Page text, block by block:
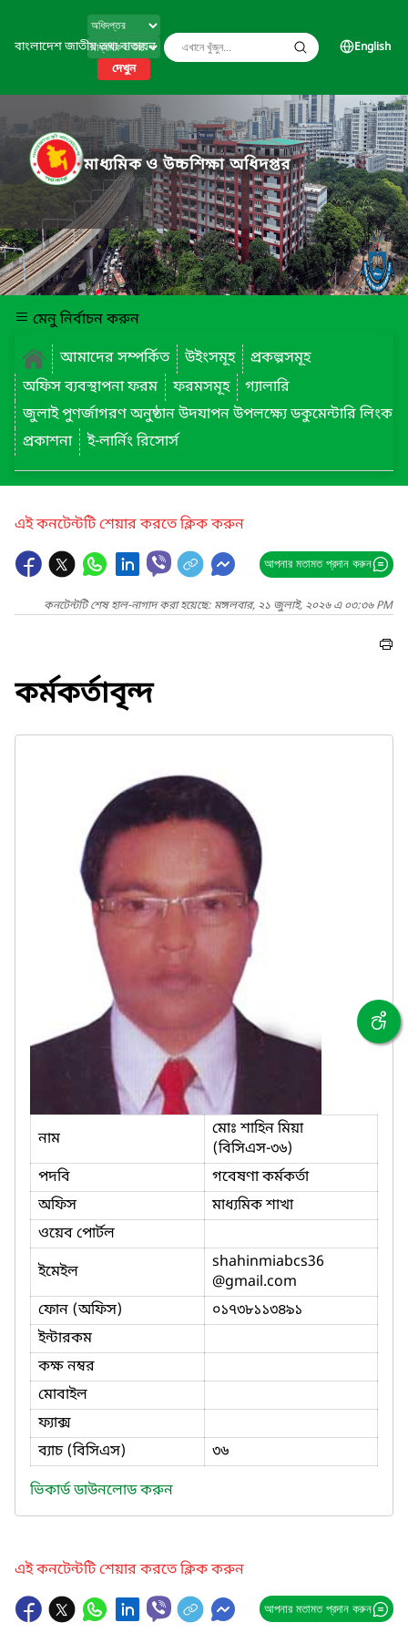
বাংলাদেশ জাতীয় তথ্য বাতায়ন
দেখুন
English
মাধ্যমিক ও উচ্চশিক্ষা অধিদপ্তর
মেনু নির্বাচন করুন
আমাদের সম্পর্কিত
উইংসমূহ
প্রকল্পসমূহ
অফিস ব্যবস্থাপনা ফরম
ফরমসমূহ
গ্যালারি
জুলাই পুণর্জাগরণ অনুষ্ঠান উদযাপন উপলক্ষ্যে ডকুমেন্টারি লিংক
প্রকাশনা
ই-লার্নিং রিসোর্স
এই কনটেন্টটি শেয়ার করতে ক্লিক করুন
আপনার মতামত প্রদান করুন
কনটেন্টটি শেষ হাল-নাগাদ করা হয়েছে: মঙ্গলবার, ২১ জুলাই, ২০২৬ এ ০৩:৩৬ PM
কর্মকর্তাবৃন্দ
নাম
মোঃ শাহিন মিয়া
(বিসিএস-৩৬)
পদবি
গবেষণা কর্মকর্তা
অফিস
মাধ্যমিক শাখা
ওয়েব পোর্টল
ইমেইল
shahinmiabcs36
@gmail.com
ফোন (অফিস)
০১৭৩৮১১৩৪৯১
ইন্টারকম
কক্ষ নম্বর
মোবাইল
ফ্যাক্স
ব্যাচ (বিসিএস)
৩৬
ভিকার্ড ডাউনলোড করুন
এই কনটেন্টটি শেয়ার করতে ক্লিক করুন
আপনার মতামত প্রদান করুন